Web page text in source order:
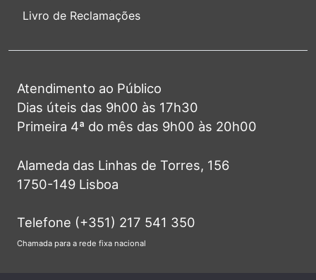
Livro de Reclamações
Atendimento ao Público
Dias úteis das 9h00 às 17h30
Primeira 4ª do mês das 9h00 às 20h00
Alameda das Linhas de Torres, 156
1750-149 Lisboa
Telefone (+351) 217 541 350
Chamada para a rede fixa nacional